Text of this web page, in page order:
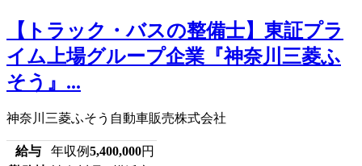
【トラック・バスの整備士】東証プラ
イム上場グループ企業『神奈川三菱ふ
そう』...
神奈川三菱ふそう自動車販売株式会社
給与 年収例5,400,000円